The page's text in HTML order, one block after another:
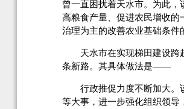
曾一直困扰着天水市。为此
高粮食产量、促进农民增收的
治理为主的改善农业基础条件
天水市在实现梯田建设跨越
条新路。其具体做法是——
行政推促力度不断加大。该
等大事，进一步强化组织领导